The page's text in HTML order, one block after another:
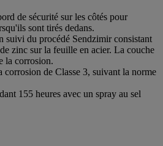
de sécurité sur les côtés pour
sont tirés dedans.
suivi du procédé Sendzimir consistant
zinc sur la feuille en acier. La couche
la corrosion.
corrosion de Classe 3, suivant la norme
155 heures avec un spray au sel